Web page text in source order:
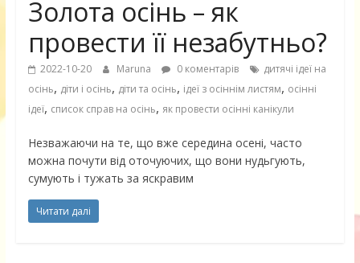
Золота осінь – як
провести її незабутньо?
2022-10-20 Maruna 0 коментарів
дитячі ідеї на
осінь, діти і осінь, діти та осінь, ідеї з осіннім листям, осінні
ідеї, список справ на осінь, як провести осінні канікули
Незважаючи на те, що вже середина осені, часто
можна почути від оточуючих, що вони нудьгують,
сумують і тужать за яскравим
Читати далі